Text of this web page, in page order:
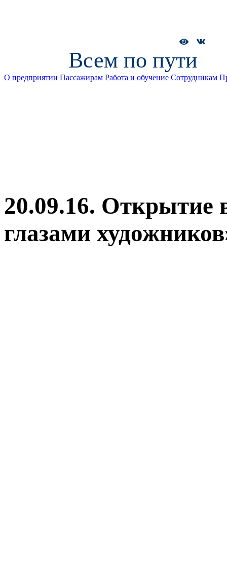
Всем по пути
О предприятии Пассажирам Работа и обучение Сотрудникам
20.09.16. Открытие
глазами